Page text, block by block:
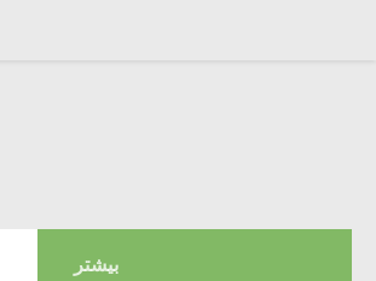
بیشتر